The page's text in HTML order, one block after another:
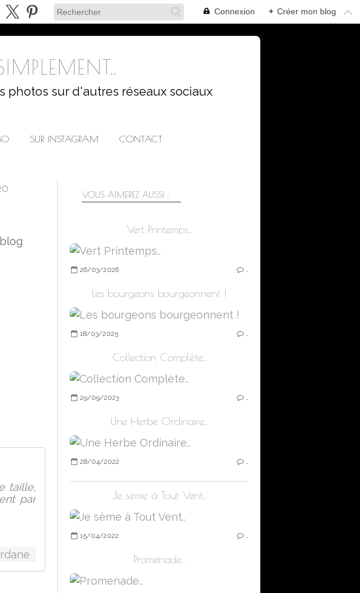
Connexion + Créer mon blog
photos sur d'autres réseaux sociaux
SUR INSTAGRAM CONTACT
taille,
par
VOUS AIMEREZ AUSSI :
Vert Printemps..
26/03/2026
Les bourgeons bourgeonnent !
18/03/2025
Collection Complète..
29/09/2023
Une Herbe Ordinaire..
28/04/2022
Je sème à Tout Vent..
15/04/2022
Promenade..